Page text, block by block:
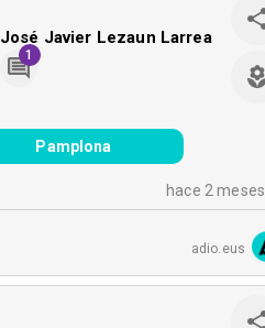
José Javier Lezaun Larrea
1
Pamplona
hace 2 meses
adio.eus